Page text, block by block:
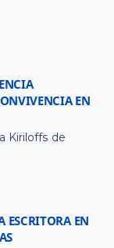
EN
Kiriloffs de
ESCRITORA EN